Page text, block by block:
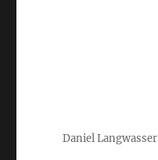
Daniel Langwasser